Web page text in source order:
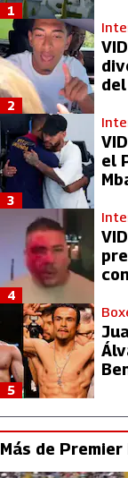
1
2
el
3
4
5
Más de Premier